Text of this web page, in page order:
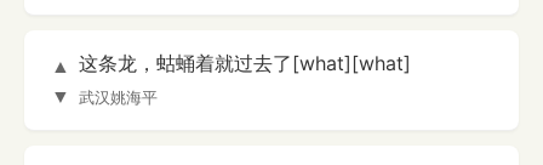
▲
▼
这条龙，蛄蛹着就过去了[what][what]
武汉姚海平